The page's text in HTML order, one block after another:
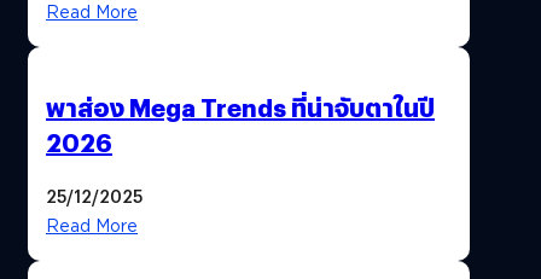
Read More
พาส่อง Mega Trends ที่น่าจับตาในปี
2026
25/12/2025
Read More